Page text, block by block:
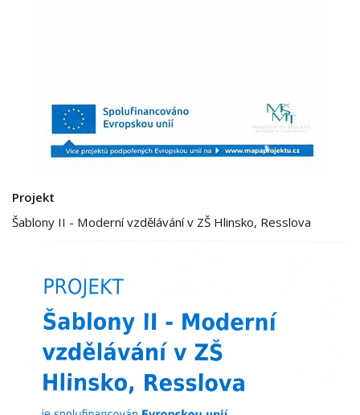
Projekt
Šablony II - Moderní vzdělávání v ZŠ Hlinsko, Resslova